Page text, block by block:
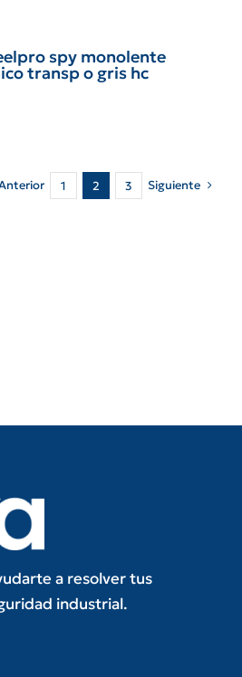
spy monolente
transp o gris hc
1 2 3 Siguiente
a resolver tus
industrial.